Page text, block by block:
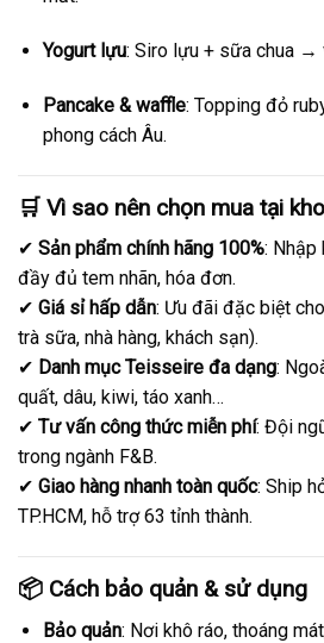
Yogurt lựu: Siro lựu + sữa chua →
Pancake & waffle: Topping đỏ
phong cách Âu.
🛒 Vì sao nên chọn mua tại
✔ Sản phẩm chính hãng 100%: Nhập
đầy đủ tem nhãn, hóa đơn.
✔ Giá sỉ hấp dẫn: Ưu đãi đặc biệt
trà sữa, nhà hàng, khách sạn).
✔ Danh mục Teisseire đa dạng:
quất, dâu, kiwi, táo xanh…
✔ Tư vấn công thức miễn phí: Đội
trong ngành F&B.
✔ Giao hàng nhanh toàn quốc: Ship
TP.HCM, hỗ trợ 63 tỉnh thành.
📦 Cách bảo quản & sử dụng
Bảo quản: Nơi khô ráo, thoáng